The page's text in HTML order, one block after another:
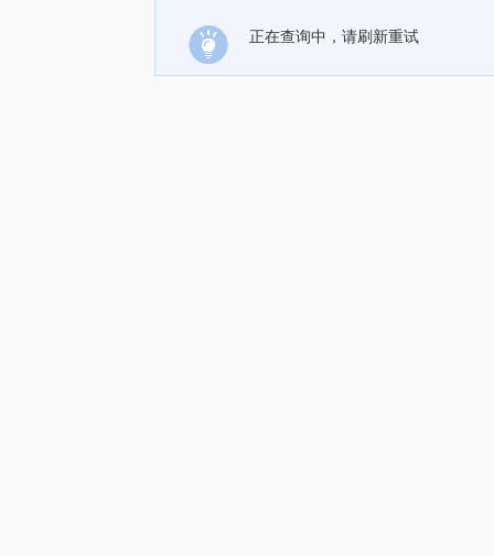
正在查询中，请刷新重试